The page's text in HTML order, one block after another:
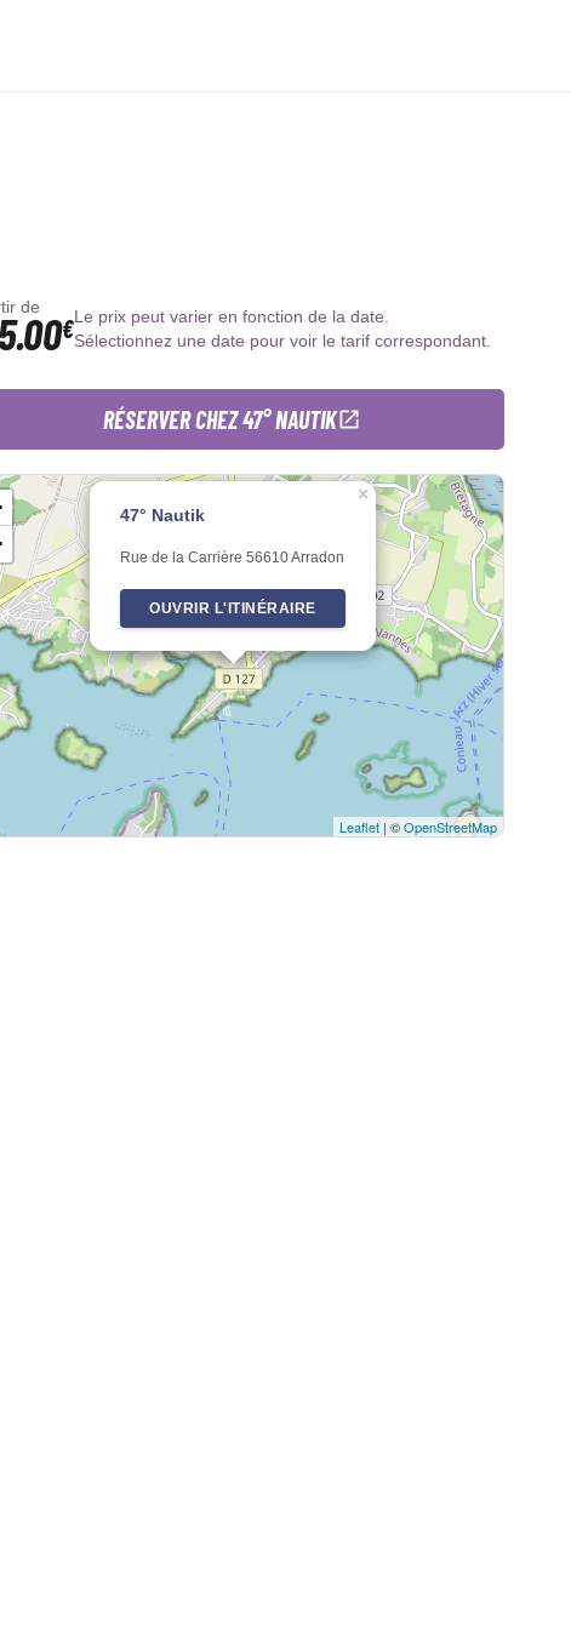
de
€Le prix peut varier en fonction de la date.
Sélectionnez une date pour voir le tarif correspondant.
RÉSERVER CHEZ 47° NAUTIK
47° Nautik
Rue de la Carrière 56610 Arradon
OUVRIR L'ITINÉRAIRE
×
Leaflet | ©OpenStreetMap